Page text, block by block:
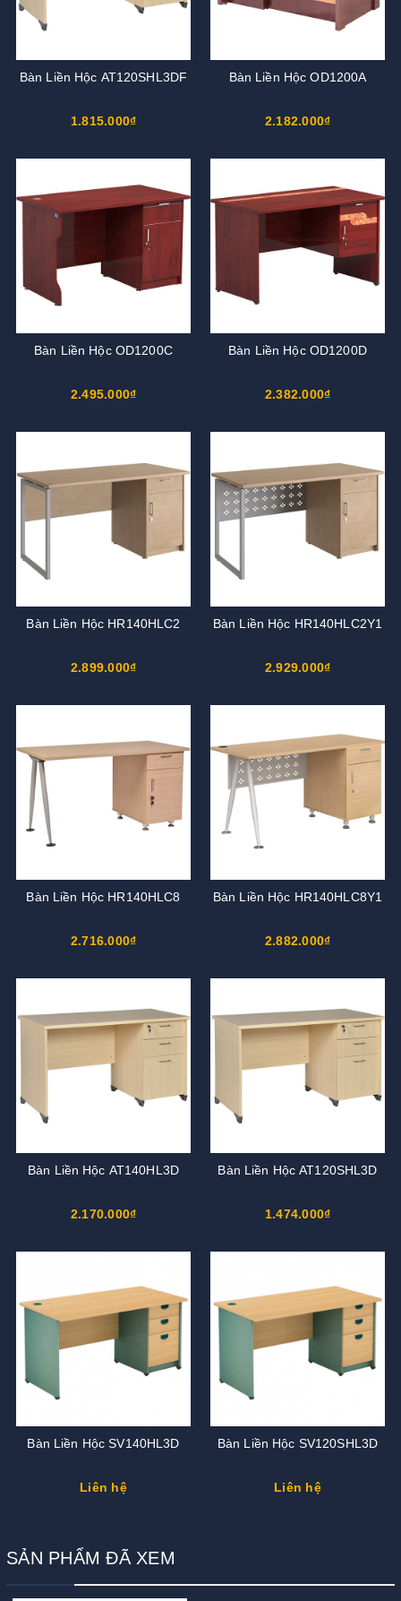
Bàn Liền Hộc AT120SHL3DF
1.815.000₫
Bàn Liền Hộc OD1200A
2.182.000₫
Bàn Liền Hộc OD1200C
2.495.000₫
Bàn Liền Hộc OD1200D
2.382.000₫
Bàn Liền Hộc HR140HLC2
2.899.000₫
Bàn Liền Hộc HR140HLC2Y1
2.929.000₫
Bàn Liền Hộc HR140HLC8
2.716.000₫
Bàn Liền Hộc HR140HLC8Y1
2.882.000₫
Bàn Liền Hộc AT140HL3D
2.170.000₫
Bàn Liền Hộc AT120SHL3D
1.474.000₫
Bàn Liền Hộc SV140HL3D
Liên hệ
Bàn Liền Hộc SV120SHL3D
Liên hệ
SẢN PHẨM ĐÃ XEM